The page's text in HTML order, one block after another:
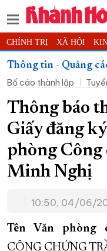
CHÍNH TRỊ XÃ HỘI
THỂ THAO ĐỜI SỐNG
KHOA HỌC - CÔNG NGHỆ
THẾ GIỚI MULTIMEDIA
PODCAST THÔNG TIN -
QUY HOẠCH TỈNH KHÁNH
TRƯỜNG SA BIỂN ĐẢO
CHUNG TAY CẢI CÁCH
XÂY DỰNG NÔNG THÔN
TÀU - XE - MÁY BAY
KỶ NIỆM 370 NĂM XÂY
Thông tin - Quảng
Bố cáo thành lập
Thông báo
Giấy đăng
phòng
Minh Nghị
10:50, 04/06/
Tên Văn phòng
CÔNG CHỨNG